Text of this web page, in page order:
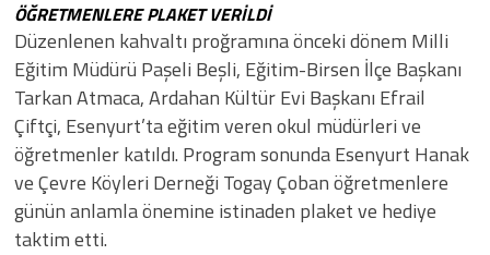
ÖĞRETMENLERE PLAKET VERİLDİ
Düzenlenen kahvaltı proğramına önceki dönem Milli
Eğitim Müdürü Paşeli Beşli, Eğitim-Birsen İlçe Başkanı
Tarkan Atmaca, Ardahan Kültür Evi Başkanı Efrail
Çiftçi, Esenyurt’ta eğitim veren okul müdürleri ve
öğretmenler katıldı. Program sonunda Esenyurt Hanak
ve Çevre Köyleri Derneği Togay Çoban öğretmenlere
günün anlamla önemine istinaden plaket ve hediye
taktim etti.